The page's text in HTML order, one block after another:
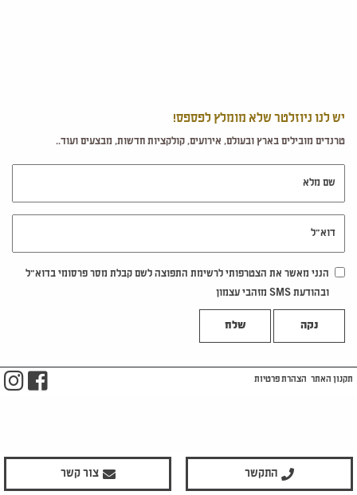
יש לנו ניוזלטר שלא מומלץ לפספס!
טרנדים מובילים בארץ ובעולם, אירועים, קולקציות חדשות, מבצעים ועוד..
הנני מאשר את הצטרפותי לרשימת התפוצה לשם קבלת מסר פרסומי בדוא"ל
ובהודעת SMS מזהבי עצמון
נקה
התקשר צור קשר
תקנון האתר הצהרת פרטיות